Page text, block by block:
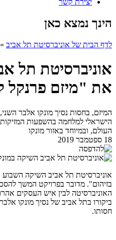
יצירת קשר
הינך נמצא כאן
לדף הבית של אוניברסיטת תל אביב »
אוניברסיטת תל
את "מיזם פרנקל
המיזם, בחסות נסיך מונקו אלבר
הישראלי למלחמה בהשפעות המזיקות
העולם, ובמיוחד באזור מונקו
18 ספטמבר 2019
אוניברסיטת תל אביב השיקה
בזיהום". מדובר בפרויקט המשך
האוניברסיטה לבין איש העסקים
חסותו.